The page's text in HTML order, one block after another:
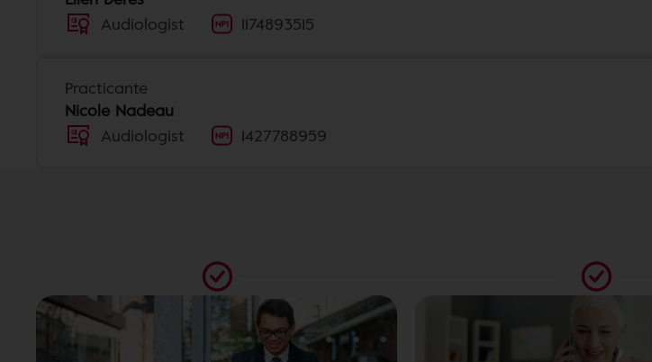
Audiologist
1174893515
Practicante
Nicole Nadeau
Audiologist
1427788959